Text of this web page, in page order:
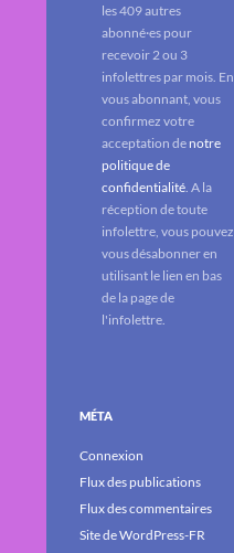
les 409 autres
abonné·es pour
recevoir 2 ou 3
infolettres par mois. En
vous abonnant, vous
confirmez votre
acceptation de notre
politique de
confidentialité. A la
réception de toute
infolettre, vous pouvez
vous désabonner en
utilisant le lien en bas
de la page de
l'infolettre.
MÉTA
Connexion
Flux des publications
Flux des commentaires
Site de WordPress-FR